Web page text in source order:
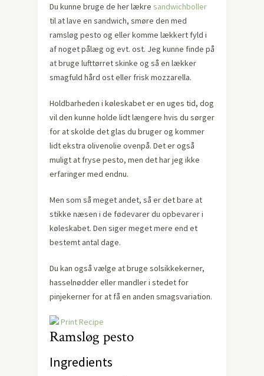
Du kunne bruge de her lækre sandwichboller
til at lave en sandwich, smøre den med
ramsløg pesto og eller komme lækkert fyld i
af noget pålæg og evt. ost. Jeg kunne finde på
at bruge lufttørret skinke og så en lækker
smagfuld hård ost eller frisk mozzarella.
Holdbarheden i køleskabet er en uges tid, dog
vil den kunne holde lidt længere hvis du sørger
for at skolde det glas du bruger og kommer
lidt ekstra olivenolie ovenpå. Det er også
muligt at fryse pesto, men det har jeg ikke
erfaringer med endnu.
Men som så meget andet, så er det bare at
stikke næsen i de fødevarer du opbevarer i
køleskabet. Den siger meget mere end et
bestemt antal dage.
Du kan også vælge at bruge solsikkekerner,
hasselnødder eller mandler i stedet for
pinjekerner for at få en anden smagsvariation.
Print Recipe
Ramsløg pesto
Ingredients